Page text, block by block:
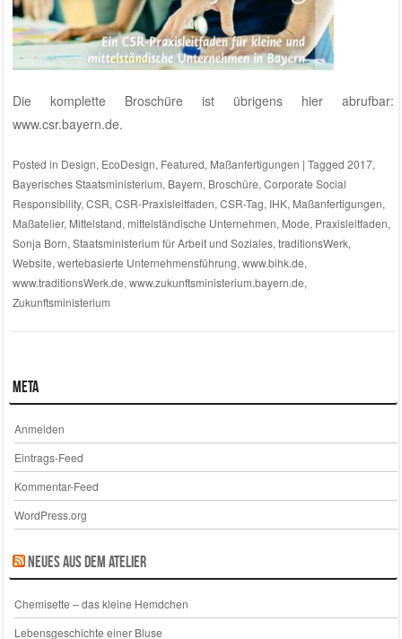
Die komplette Broschüre ist übrigens hier abrufbar:
www.csr.bayern.de.
Posted in Design, EcoDesign, Featured, Maßanfertigungen | Tagged 2017,
Bayerisches Staatsministerium, Bayern, Broschüre, Corporate Social
Responsibility, CSR, CSR-Praxisleitfaden, CSR-Tag, IHK, Maßanfertigungen,
Maßatelier, Mittelstand, mittelständische Unternehmen, Mode, Praxisleitfaden,
Sonja Born, Staatsministerium für Arbeit und Soziales, traditionsWerk,
Website, wertebasierte Unternehmensführung, www.bihk.de,
www.traditionsWerk.de, www.zukunftsministerium.bayern.de,
Zukunftsministerium
Meta
Anmelden
Eintrags-Feed
Kommentar-Feed
WordPress.org
Neues aus dem Atelier
Chemisette – das kleine Hemdchen
Lebensgeschichte einer Bluse